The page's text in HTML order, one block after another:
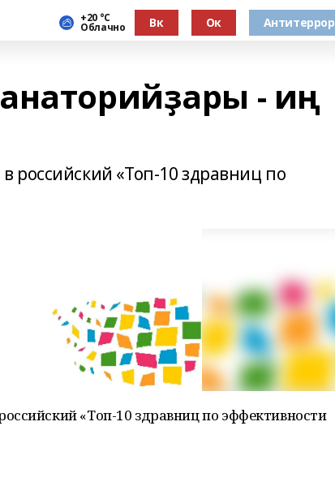
+20 °С
Облачно Вк Ок Антитеррор
- иң
«Топ-10 здравниц по
«Топ-10 здравниц по эффективности